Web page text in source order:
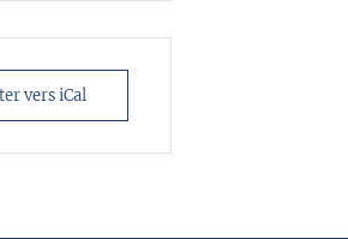
vers iCal